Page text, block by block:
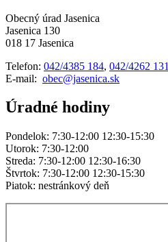
Obecný úrad Jasenica
Jasenica 130
018 17 Jasenica
Telefon: 042/4385 184, 042/4262 131
E-mail: obec@jasenica.sk
Úradné hodiny
Pondelok: 7:30-12:00 12:30-15:30
Utorok: 7:30-12:00
Streda: 7:30-12:00 12:30-16:30
Štvrtok: 7:30-12:00 12:30-15:30
Piatok: nestránkový deň